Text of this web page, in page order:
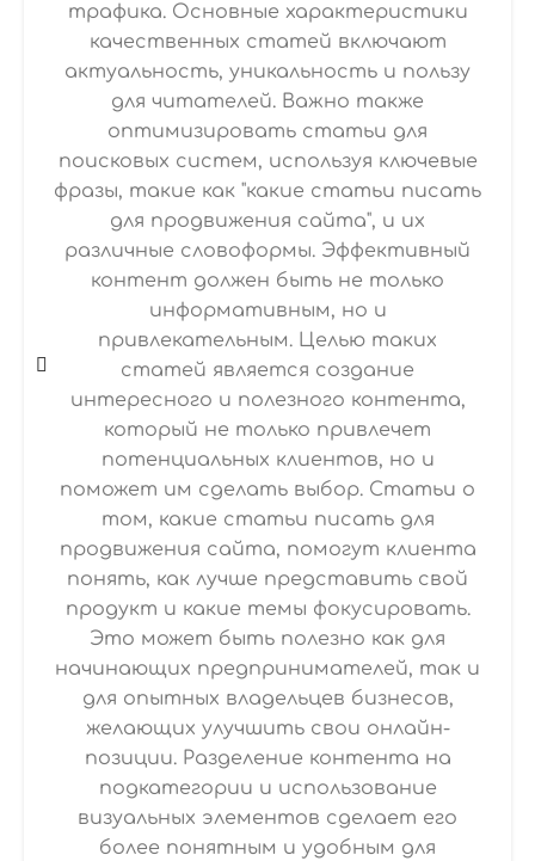
трафика. Основные характеристики
качественных статей включают
актуальность, уникальность и пользу
для читателей. Важно также
оптимизировать статьи для
поисковых систем, используя ключевые
фразы, такие как "какие статьи писать
для продвижения сайта", и их
различные словоформы. Эффективный
контент должен быть не только
информативным, но и
привлекательным. Целью таких
статей является создание
интересного и полезного контента,
который не только привлечет
потенциальных клиентов, но и
поможет им сделать выбор. Статьи о
том, какие статьи писать для
продвижения сайта, помогут клиента
понять, как лучше представить свой
продукт и какие темы фокусировать.
Это может быть полезно как для
начинающих предпринимателей, так и
для опытных владельцев бизнесов,
желающих улучшить свои онлайн-
позиции. Разделение контента на
подкатегории и использование
визуальных элементов сделает его
более понятным и удобным для